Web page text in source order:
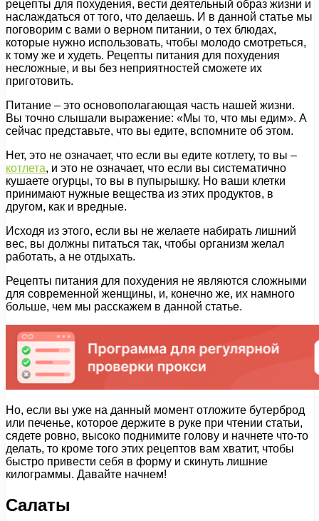
рецепты для похудения, вести деятельный образ жизни и
наслаждаться от того, что делаешь. И в данной статье мы
поговорим с вами о верном питании, о тех блюдах,
которые нужно использовать, чтобы молодо смотреться,
к тому же и худеть. Рецепты питания для похудения
несложные, и вы без неприятностей сможете их
приготовить.
Питание – это основополагающая часть нашей жизни.
Вы точно слышали выражение: «Мы то, что мы едим». А
сейчас представьте, что вы едите, вспомните об этом.
Нет, это не означает, что если вы едите котлету, то вы –
котлета, и это не означает, что если вы систематично
кушаете огурцы, то вы в пупырышку. Но ваши клетки
принимают нужные вещества из этих продуктов, в
другом, как и вредные.
Исходя из этого, если вы не желаете набирать лишний
вес, вы должны питаться так, чтобы организм желал
работать, а не отдыхать.
Рецепты питания для похудения не являются сложными
для современной женщины, и, конечно же, их намного
больше, чем мы расскажем в данной статье.
Но, если вы уже на данный момент отложите бутерброд
или печенье, которое держите в руке при чтении статьи,
сядете ровно, высоко поднимите голову и начнете что-то
делать, то кроме того этих рецептов вам хватит, чтобы
быстро привести себя в форму и скинуть лишние
килограммы. Давайте начнем!
Салаты